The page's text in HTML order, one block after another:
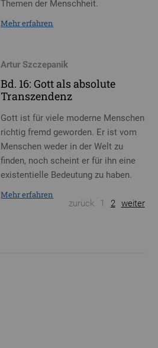
Themen der Menschheit.
Mehr erfahren
Artur Szczepanik
Bd. 16: Gott als absolute
Transzendenz
Gott ist für viele moderne Menschen
richtig fremd geworden. Er ist vom
Menschen weder in der Welt zu
finden, noch scheint er für ihn eine
existentielle Bedeutung zu haben.
Mehr erfahren
zurück
1 2 weiter